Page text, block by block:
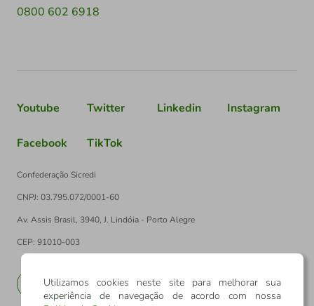
0800 602 6918
Youtube Twitter Linkedin Instagram
Facebook TikTok
Confederação Sicredi
CNPJ: 03.795.072/0001-60
Av. Assis Brasil, 3940, J. Lindóia - Porto Alegre
CEP: 91010-003
EN
Utilizamos cookies neste site para melhorar sua
experiência de navegação de acordo com nossa